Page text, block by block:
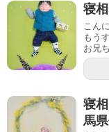
寝
こん
もう
お兄
寝
馬